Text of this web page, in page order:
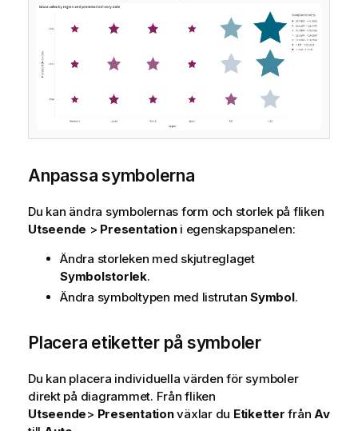
Anpassa symbolerna
Du kan ändra symbolernas form och storlek på fliken
Utseende > Presentationi egenskapspanelen:
Ändra storleken med skjutreglaget
Symbolstorlek.
Ändra symboltypen med listrutan Symbol.
Placera etiketter på symboler
Du kan placera individuella värden för symboler
direkt på diagrammet. Från fliken
Utseende> Presentationväxlar du Etiketter från Av